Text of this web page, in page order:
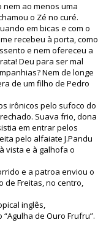
ao menos uma
o Zé no curé.
em bicas e com o
recebeu à porta, como
e nem ofereceu a
Deu para ser mal
Nem de longe
de um filho de Pedro
irônicos pelo sufoco do
Suava frio, dona
em entrar pelos
pelo alfaiate J.Pandu
vista e à galhofa o
e a patroa enviou o
de Freitas, no centro,
inglês,
de Ouro Frufru”.